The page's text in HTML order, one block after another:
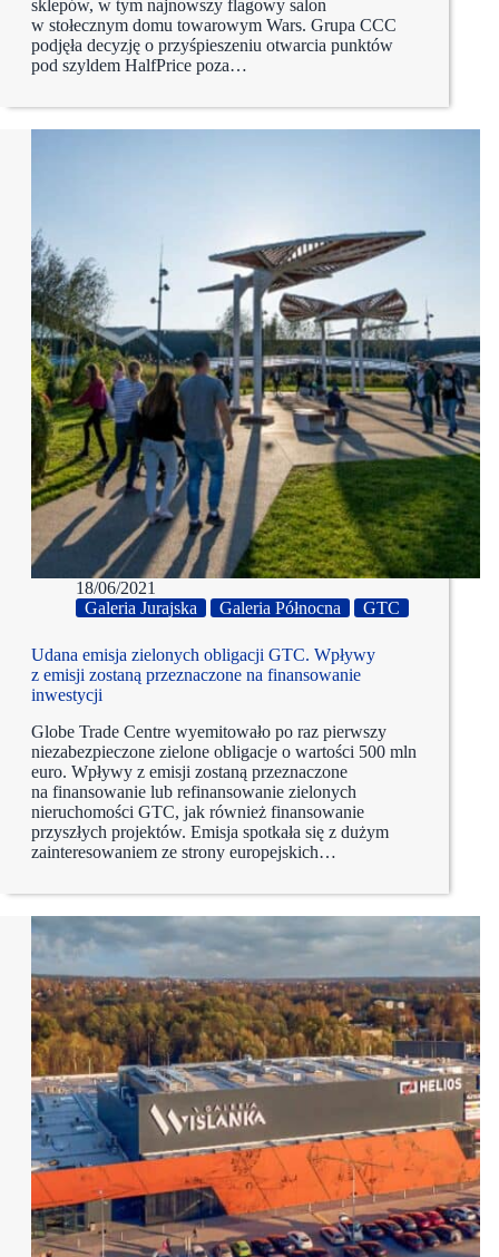
sklepów, w tym najnowszy flagowy salon
w stołecznym domu towarowym Wars. Grupa CCC
podjęła decyzję o przyśpieszeniu otwarcia punktów
pod szyldem HalfPrice poza…
18/06/2021
Galeria Jurajska
Galeria Północna GTC
Udana emisja zielonych obligacji GTC. Wpływy
z emisji zostaną przeznaczone na finansowanie
inwestycji
Globe Trade Centre wyemitowało po raz pierwszy
niezabezpieczone zielone obligacje o wartości 500 mln
euro. Wpływy z emisji zostaną przeznaczone
na finansowanie lub refinansowanie zielonych
nieruchomości GTC, jak również finansowanie
przyszłych projektów. Emisja spotkała się z dużym
zainteresowaniem ze strony europejskich…